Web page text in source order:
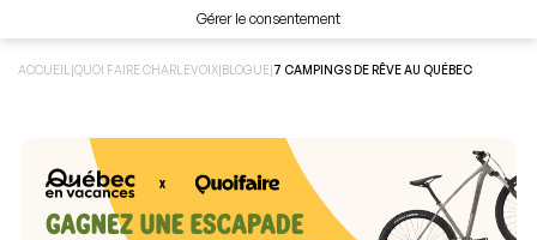
Gérer le consentement
ACCUEIL |QUOI FAIRE CHARLEVOIX|BLOGUE|7 CAMPINGS DE RÊVE AU QUÉBEC